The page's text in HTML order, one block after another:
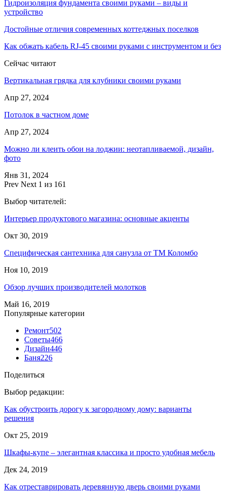
Гидроизоляция фундамента своими руками – виды и
устройство
Достойные отличия современных коттеджных поселков
Как обжать кабель RJ-45 своими руками с инструментом и без
Сейчас читают
Вертикальная грядка для клубники своими руками
Апр 27, 2024
Потолок в частном доме
Апр 27, 2024
Можно ли клеить обои на лоджии: неотапливаемой, дизайн,
фото
Янв 31, 2024
Prev Next 1 из 161
Выбор читателей:
Интерьер продуктового магазина: основные акценты
Окт 30, 2019
Специфическая сантехника для санузла от ТМ Коломбо
Ноя 10, 2019
Обзор лучших производителей молотков
Май 16, 2019
Популярные категории
Ремонт502
Советы466
Дизайн446
Баня226
Поделиться
Выбор редакции:
Как обустроить дорогу к загородному дому: варианты
решения
Окт 25, 2019
Шкафы-купе – элегантная классика и просто удобная мебель
Дек 24, 2019
Как отреставрировать деревянную дверь своими руками